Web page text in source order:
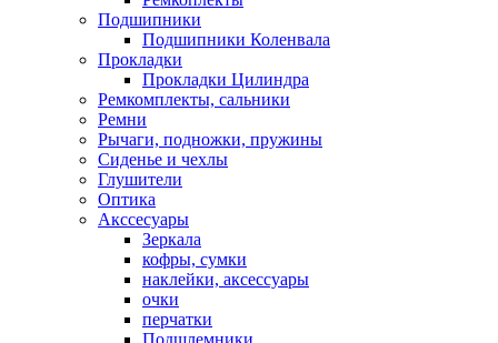
Подшипники
Подшипники Коленвала
Прокладки
Прокладки Цилиндра
Ремкомплекты, сальники
Ремни
Рычаги, подножки, пружины
Сиденье и чехлы
Глушители
Оптика
Акссесуары
Зеркала
кофры, сумки
наклейки, аксессуары
очки
перчатки
Подшлемники